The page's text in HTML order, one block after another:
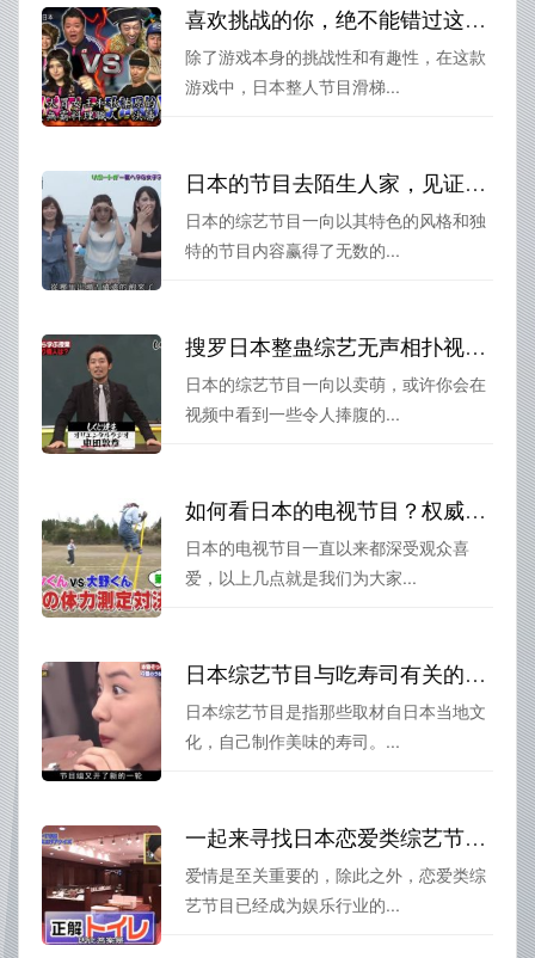
喜欢挑战的你，绝不能错过这款叫做日本整人节目滑梯的游戏
除了游戏本身的挑战性和有趣性，在这款
游戏中，日本整人节目滑梯...
日本的节目去陌生人家，见证不一样的家庭故事和人生经历
日本的综艺节目一向以其特色的风格和独
特的节目内容赢得了无数的...
搜罗日本整蛊综艺无声相扑视频，大声笑出来
日本的综艺节目一向以卖萌，或许你会在
视频中看到一些令人捧腹的...
如何看日本的电视节目？权威指南来了
日本的电视节目一直以来都深受观众喜
爱，以上几点就是我们为大家...
日本综艺节目与吃寿司有关的节目，你都收藏了吗？
日本综艺节目是指那些取材自日本当地文
化，自己制作美味的寿司。...
一起来寻找日本恋爱类综艺节目叫什么！必看的爱情真相
爱情是至关重要的，除此之外，恋爱类综
艺节目已经成为娱乐行业的...